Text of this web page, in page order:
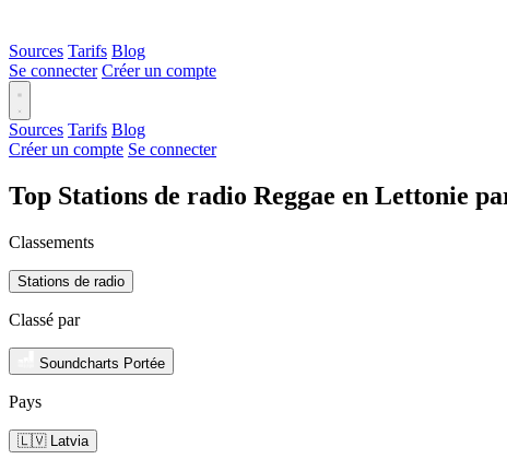
Sources Tarifs Blog
Se connecter Créer un compte
Sources Tarifs Blog
Créer un compte Se connecter
Top Stations de radio Reggae en Lettonie
Classements
Stations de radio
Classé par
Soundcharts Portée
Pays
🇱🇻 Latvia